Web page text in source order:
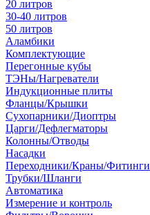
20 литров
30-40 литров
50 литров
Аламбики
Комплектующие
Перегонные кубы
ТЭНы/Нагреватели
Индукционные плиты
Фланцы/Крышки
Сухопарники/Диоптры
Царги/Дефлегматоры
Колонны/Отводы
Насадки
Переходники/Краны/Фитинги
Трубки/Шланги
Автоматика
Измерение и контроль